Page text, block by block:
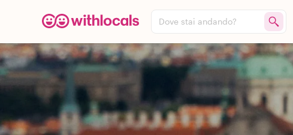
Dove stai andando?